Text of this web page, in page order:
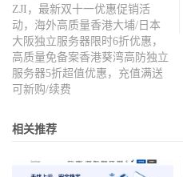
ZJI，最新双十一优惠促销活
动，海外高质量香港大埔/日本
大阪独立服务器限时6折优惠，
高质量免备案香港葵湾高防独立
服务器5折超值优惠，充值满送
可新购/续费
相关推荐